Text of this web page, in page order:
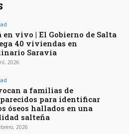
en vivo | El Gobierno de Salta
40 viviendas en
Saravia
2026
a familias de
para identificar
óseos hallados en una
salteña
2026